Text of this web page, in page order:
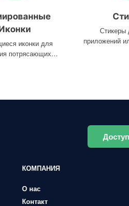
иконки для
потрясающих
Стикеры
приложений
КОМПАНИЯ
О нас
Контакт